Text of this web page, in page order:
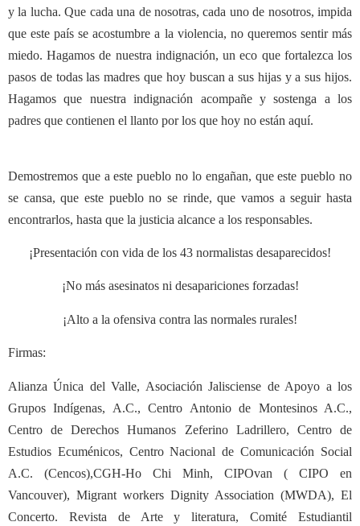
y la lucha. Que cada una de nosotras, cada uno de nosotros, impida
que este país se acostumbre a la violencia, no queremos sentir más
miedo. Hagamos de nuestra indignación, un eco que fortalezca los
pasos de todas las madres que hoy buscan a sus hijas y a sus hijos.
Hagamos que nuestra indignación acompañe y sostenga a los
padres que contienen el llanto por los que hoy no están aquí.
Demostremos que a este pueblo no lo engañan, que este pueblo no
se cansa, que este pueblo no se rinde, que vamos a seguir hasta
encontrarlos, hasta que la justicia alcance a los responsables.
¡Presentación con vida de los 43 normalistas desaparecidos!
¡No más asesinatos ni desapariciones forzadas!
¡Alto a la ofensiva contra las normales rurales!
Firmas:
Alianza Única del Valle, Asociación Jalisciense de Apoyo a los
Grupos Indígenas, A.C., Centro Antonio de Montesinos A.C.,
Centro de Derechos Humanos Zeferino Ladrillero, Centro de
Estudios Ecuménicos, Centro Nacional de Comunicación Social
A.C. (Cencos),CGH-Ho Chi Minh, CIPOvan ( CIPO en
Vancouver), Migrant workers Dignity Association (MWDA), El
Concerto. Revista de Arte y literatura, Comité Estudiantil